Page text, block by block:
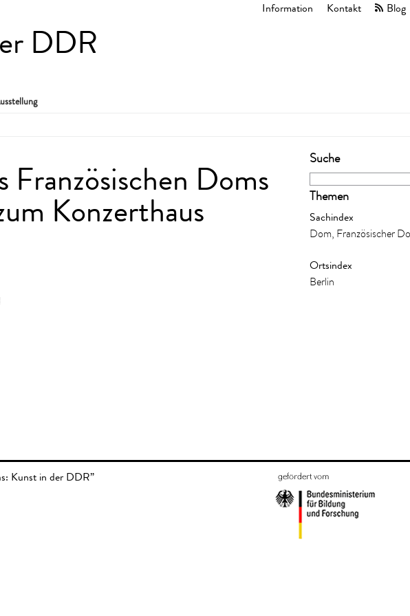
Information Kontakt Blog
DDR
Suche
Themen
Sachindex
Dom, Französischer
Ortsindex
Berlin
Französischen Doms
Konzerthaus
Kunst in der DDR”